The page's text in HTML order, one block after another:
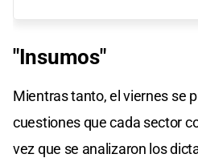
"Insumos"
Mientras tanto, el viernes se
cuestiones que cada sector
vez que se analizaron los